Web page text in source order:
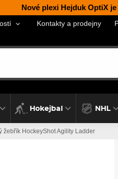
Nové plexi Hejduk OptiX
Kontakty a prodejny
Hokejbal NHL
žebřík HockeyShot Agility Ladder